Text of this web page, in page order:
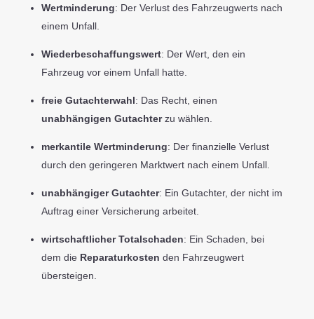
Wertminderung: Der Verlust des Fahrzeugwerts nach
einem Unfall.
Wiederbeschaffungswert: Der Wert, den ein
Fahrzeug vor einem Unfall hatte.
freie Gutachterwahl: Das Recht, einen
unabhängigen Gutachterzu wählen.
merkantile Wertminderung: Der finanzielle Verlust
durch den geringeren Marktwert nach einem Unfall.
unabhängiger Gutachter: Ein Gutachter, der nicht im
Auftrag einer Versicherung arbeitet.
wirtschaftlicher Totalschaden: Ein Schaden, bei
dem die Reparaturkosten den Fahrzeugwert
übersteigen.